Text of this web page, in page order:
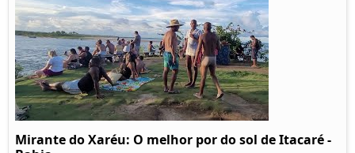
Mirante do Xaréu: O melhor por do sol de Itacaré -